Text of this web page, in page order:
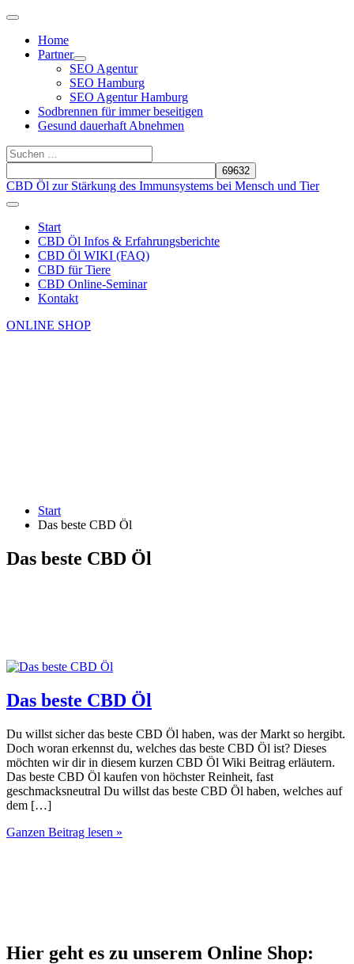
Zum
springen
Above
HeaderHome
Partner
SEO Agentur
SEO Hamburg
SEO Agentur Hamburg
Sodbrennen für immer beseitigen
Gesund dauerhaft Abnehmen
Suchen
nach:
Suchen
CBD Öl zur Stärkung des Immunsystems bei Mensch und Tier
Hauptmenü
Start
CBD Öl Infos & Erfahrungsberichte
CBD Öl WIKI (FAQ)
CBD für Tiere
CBD Online-Seminar
Kontakt
ONLINE SHOP
Start
Das beste CBD Öl
Das beste CBD Öl
Das beste CBD Öl
Du willst sicher das beste CBD Öl haben, was der Markt so hergibt.
Doch woran erkennst du, welches das beste CBD Öl ist? Dieses
möchten wir dir in diesem kurzen CBD Öl Wiki Beitrag erläutern.
Das beste CBD Öl kaufen von höchster Reinheit, fast
geschmacksneutral Du willst das beste CBD Öl haben, welches auf
dem […]
Das
Ganzen Beitrag lesen »
Hier geht es zu unserem Online Shop: